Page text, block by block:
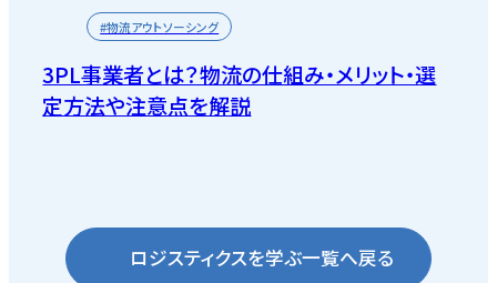
#物流アウトソーシング
3PL事業者とは？物流の仕組み・メリット・選
定方法や注意点を解説
ロジスティクスを学ぶ一覧へ戻る